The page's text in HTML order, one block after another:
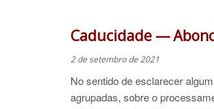
Caducidade —
2 de setembro de 2021
No sentido de esclarecer
agrupadas, sobre o